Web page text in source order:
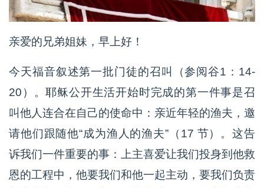
亲爱的兄弟姐妹，早上好！
今天福音叙述第一批门徒的召叫（参阅谷1：14-
20）。耶稣公开生活开始时完成的第一件事是召
叫他人连合在自己的使命中：亲近年轻的渔夫，邀
请他们跟随他“成为渔人的渔夫”（17 节）。这告
诉我们一件重要的事：上主喜爱让我们投身到他救
恩的工程中，他要我们和他一起主动，要我们负责